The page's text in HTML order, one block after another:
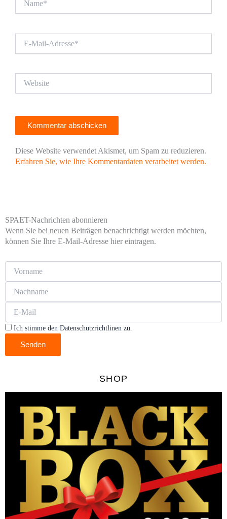
Mail-
Diese Website verwendet Akismet, um Spam zu reduzieren.
Erfahren Sie, wie Ihre Kommentardaten verarbeitet werden.
SPAET-Nachrichten abonnieren
Wenn Sie bei neuen Beiträgen benachrichtigt werden möchten,
können Sie Ihre E-Mail-Adresse hier eintragen.
Ich stimme den Datenschutzrichtlinen zu.
Senden
SHOP